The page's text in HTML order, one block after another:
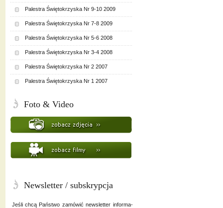
Palestra Świętokrzyska Nr 9-10 2009
Palestra Świętokrzyska Nr 7-8 2009
Palestra Świętokrzyska Nr 5-6 2008
Palestra Świętokrzyska Nr 3-4 2008
Palestra Świętokrzyska Nr 2 2007
Palestra Świętokrzyska Nr 1 2007
Foto & Video
Newsletter / subskrypcja
Jeśli chcą Państwo zamówić newsletter informa-